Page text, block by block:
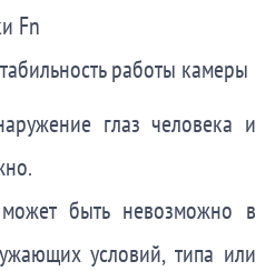
Fn
работы камеры
глаз человека и
быть невозможно в
условий, типа или